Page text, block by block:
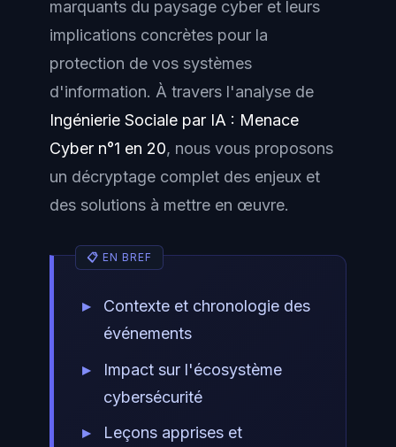
marquants du paysage cyber et leurs
implications concrètes pour la
protection de vos systèmes
d'information. À travers l'analyse de
Ingénierie Sociale par IA : Menace
Cyber n°1 en 20, nous vous proposons
un décryptage complet des enjeux et
des solutions à mettre en œuvre.
Contexte et chronologie des
événements
Impact sur l'écosystème
cybersécurité
Leçons apprises et